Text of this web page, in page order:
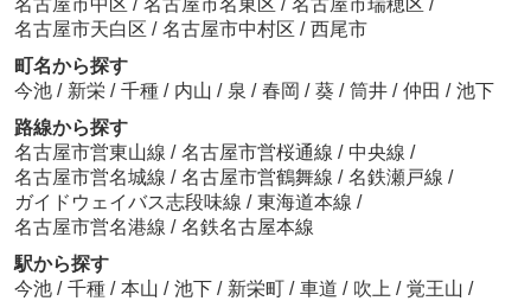
名古屋市天白区 / 名古屋市中村区 / 西尾市
町名から探す
今池 / 新栄 / 千種 / 内山 / 泉 / 春岡 / 葵 / 筒井 / 仲田 / 池下
路線から探す
名古屋市営東山線 / 名古屋市営桜通線 / 中央線 /
名古屋市営名城線 / 名古屋市営鶴舞線 / 名鉄瀬戸線 /
ガイドウェイバス志段味線 / 東海道本線 /
名古屋市営名港線 / 名鉄名古屋本線
駅から探す
今池 / 千種 / 本山 / 池下 / 新栄町 / 車道 / 吹上 / 覚王山 /